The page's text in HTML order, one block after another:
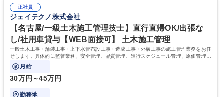
担当は一人1案件、工期1年 【全社案件の割合】官公庁：民間 =4：6 現
場：社内の業務割合=8：2 募集職種 【名古屋/土木工事現場補助】未経験
から国家資格/完全週休2日
え、先輩社員のもとでOJTで仕事を覚えていただけます。一生涯使える確
かな知識と技術を身につけていくことができます。 【社風】風通しが良
く、何でも話せる社風で幅広い世代の方が在籍中◎ ※経験の浅い方もご安
心下さい。資格の勉強も教えて貰える環境です。 学歴・資格 学歴：大学
院 大学 高専 短大 専修学校 高校 語学力： 資格：第一種運転免許普通自動
車
正社員
ジェイテクノ株式会社
【名古屋/一級土木施工管理技士】直行直帰OK/出張な
し/社用車貸与【WEB面接可】 土木施工管理
一般土木工事・舗装工事・上下水管布設工事・造成工事・外構工事の施工管理業務をお任
せします。具体的に監督業務、安全管理、品質管理、進行スケジュール管理、原価管理
等、ご経験を活かした仕事をお任せします。
月給
30万円～45万円
勤務地